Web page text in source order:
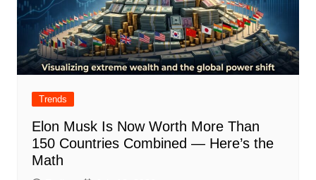
Trends
Elon Musk Is Now Worth More Than
150 Countries Combined — Here’s the
Math